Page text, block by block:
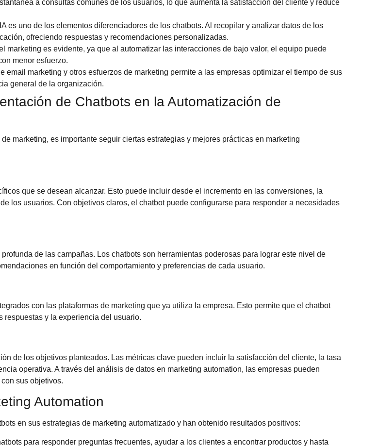
a consultas comunes de los usuarios, lo que aumenta la satisfacción del cliente y reduce
es uno de los elementos diferenciadores de los chatbots. Al recopilar y analizar datos de los
ofreciendo respuestas y recomendaciones personalizadas.
marketing es evidente, ya que al automatizar las interacciones de bajo valor, el equipo puede
menor esfuerzo.
email marketing y otros esfuerzos de marketing permite a las empresas optimizar el tiempo de sus
general de la organización.
de Chatbots en la Automatización de
marketing, es importante seguir ciertas estrategias y mejores prácticas en marketing
que se desean alcanzar. Esto puede incluir desde el incremento en las conversiones, la
los usuarios. Con objetivos claros, el chatbot puede configurarse para responder a necesidades
de las campañas. Los chatbots son herramientas poderosas para lograr este nivel de
en función del comportamiento y preferencias de cada usuario.
con las plataformas de marketing que ya utiliza la empresa. Esto permite que el chatbot
respuestas y la experiencia del usuario.
de los objetivos planteados. Las métricas clave pueden incluir la satisfacción del cliente, la tasa
operativa. A través del análisis de datos en marketing automation, las empresas pueden
sus objetivos.
Automation
en sus estrategias de marketing automatizado y han obtenido resultados positivos:
para responder preguntas frecuentes, ayudar a los clientes a encontrar productos y hasta